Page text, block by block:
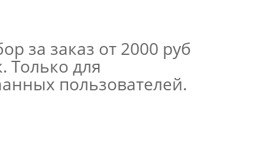
за заказ от 2000 руб
Только для
пользователей.